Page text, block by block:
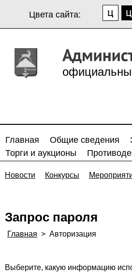
Цвета сайта:
Главная Общие сведения
Торги и аукционы
Новости Конкурсы
Запрос пароля
Главная > Авторизация
Выберите, какую информацию